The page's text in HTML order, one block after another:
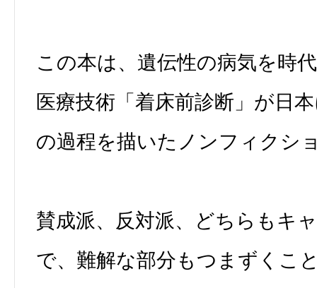
この本は、遺伝性の病気を時
医療技術「着床前診断」が日
の過程を描いたノンフィクシ
賛成派、反対派、どちらもキ
で、難解な部分もつまずくこ